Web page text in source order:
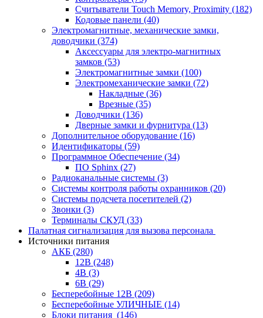
Считыватели Touch Memory, Proximity (182)
Кодовые панели (40)
Электромагнитные, механические замки,
доводчики (374)
Аксессуары для электро-магнитных
замков (53)
Электромагнитные замки (100)
Электромеханические замки (72)
Накладные (36)
Врезные (35)
Доводчики (136)
Дверные замки и фурнитура (13)
Дополнительное оборудование (16)
Идентификаторы (59)
Программное Обеспечение (34)
ПО Sphinx (27)
Радиоканальные системы (3)
Системы контроля работы охранников (20)
Системы подсчета посетителей (2)
Звонки (3)
Терминалы СКУД (33)
Палатная сигнализация для вызова персонала
Источники питания
АКБ (280)
12В (248)
4В (3)
6В (29)
Бесперебойные 12В (209)
Бесперебойные УЛИЧНЫЕ (14)
Блоки питания (146)